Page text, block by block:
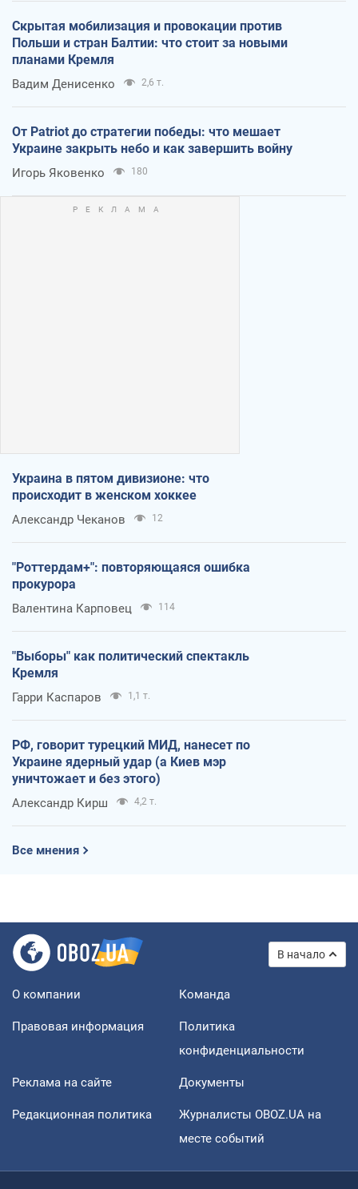
Скрытая мобилизация и провокации против
Польши и стран Балтии: что стоит за новыми
планами Кремля
Вадим Денисенко 2,6 т.
От Patriot до стратегии победы: что мешает
Украине закрыть небо и как завершить войну
Игорь Яковенко 180
Украина в пятом дивизионе: что
происходит в женском хоккее
Александр Чеканов 12
"Роттердам+": повторяющаяся ошибка
прокурора
Валентина Карповец 114
"Выборы" как политический спектакль
Кремля
Гарри Каспаров 1,1 т.
РФ, говорит турецкий МИД, нанесет по
Украине ядерный удар (а Киев мэр
уничтожает и без этого)
Александр Кирш 4,2 т.
Все мнения
В начало
О компании Команда
Правовая информация
Политика
конфиденциальности
Реклама на сайте Документы
Редакционная политика
Журналисты OBOZ.UA на
месте событий